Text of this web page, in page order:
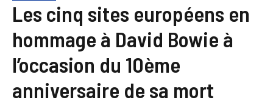
Les cinq sites européens en
hommage à David Bowie à
l’occasion du 10ème
anniversaire de sa mort